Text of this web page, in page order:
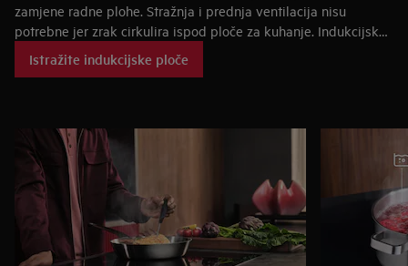
zamjene radne plohe. Stražnja i prednja ventilacija nisu
potrebne jer zrak cirkulira ispod ploče za kuhanje. Indukcijske
ploče AEG dostupne su od serije 5000 do 9000.
Istražite indukcijske ploče